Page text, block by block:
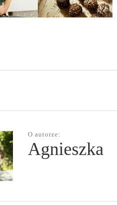
O autorze:
Agnieszka